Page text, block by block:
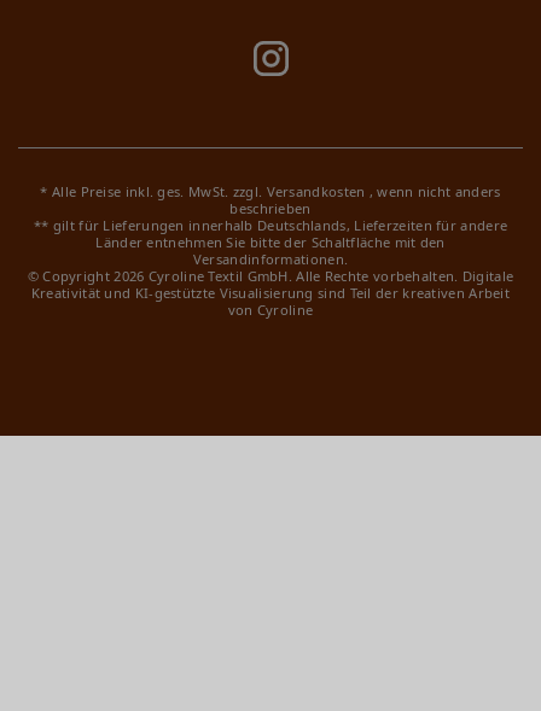
* Alle Preise inkl. ges. MwSt. zzgl. Versandkosten , wenn nicht anders
beschrieben
** gilt für Lieferungen innerhalb Deutschlands, Lieferzeiten für andere
Länder entnehmen Sie bitte der Schaltfläche mit den
Versandinformationen.
© Copyright 2026 Cyroline Textil GmbH. Alle Rechte vorbehalten. Digitale
Kreativität und KI-gestützte Visualisierung sind Teil der kreativen Arbeit
von Cyroline